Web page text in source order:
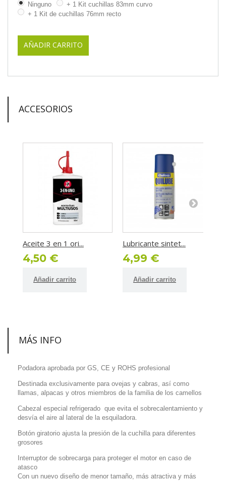
Ninguno
+ 1 Kit cuchillas 83mm curvo
+ 1 Kit de cuchillas 76mm recto
AÑADIR CARRITO
ACCESORIOS
Aceite 3 en 1 ori...
4,50 €
Añadir carrito
Lubricante sintet...
4,99 €
Añadir carrito
MÁS INFO
Podadora aprobada por GS, CE y ROHS profesional
Destinada exclusivamente para ovejas y cabras, así como
llamas, alpacas y otros miembros de la familia de los camellos
Cabezal especial refrigerado que evita el sobrecalentamiento y
desvía el aire al lateral de la esquiladora.
Botón giratorio ajusta la presión de la cuchilla para diferentes
grosores
Interruptor de sobrecarga para proteger el motor en caso de
atasco
Con un nuevo diseño de menor tamaño, más atractiva y más